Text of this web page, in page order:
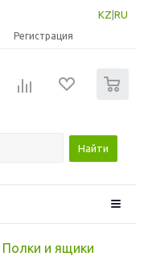
KZ RU
Регистрация
Найти
Полки и ящики